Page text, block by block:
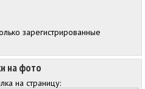
на фото
на страницу:
зарегистрированные